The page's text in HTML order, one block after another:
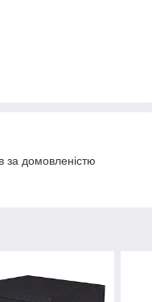
за домовленістю